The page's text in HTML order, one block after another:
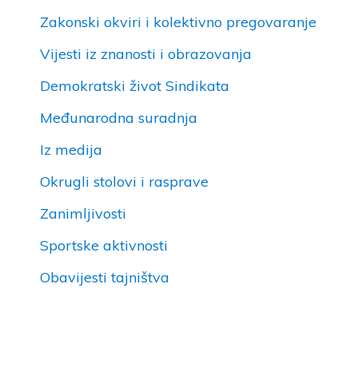
Zakonski okviri i kolektivno pregovaranje
Vijesti iz znanosti i obrazovanja
Demokratski život Sindikata
Međunarodna suradnja
Iz medija
Okrugli stolovi i rasprave
Zanimljivosti
Sportske aktivnosti
Obavijesti tajništva